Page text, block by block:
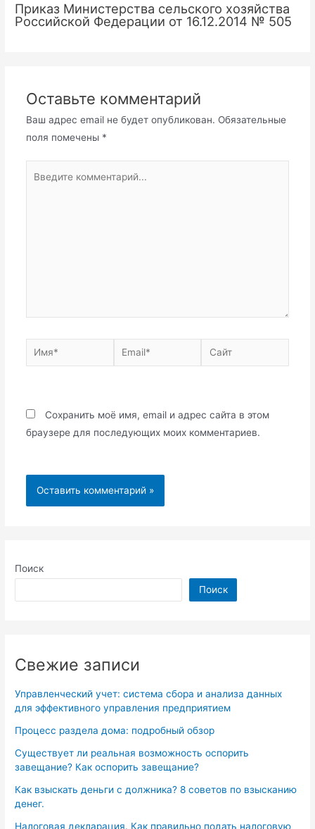
Поиск
Поиск
Свежие записи
Управленческий учет: система сбора и анализа данных
для эффективного управления предприятием
Процесс раздела дома: подробный обзор
Существует ли реальная возможность оспорить
завещание? Как оспорить завещание?
Как взыскать деньги с должника? 8 советов по взысканию
денег.
Налоговая декларация. Как правильно подать налоговую
Приказ Министерства сельского хозяйства
Российской Федерации от 16.12.2014 № 505
Оставьте комментарий
Ваш адрес email не будет опубликован. Обязательные
поля помечены *
Имя* Email* Сайт
Сохранить моё имя, email и адрес сайта в этом
браузере для последующих моих комментариев.